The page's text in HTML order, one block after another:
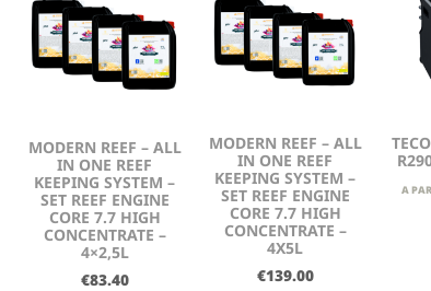
MODERN REEF – ALL
IN ONE REEF
KEEPING SYSTEM –
SET REEF ENGINE
CORE 7.7 HIGH
CONCENTRATE –
4×2,5L
€83.40
MODERN REEF – ALL
IN ONE REEF
KEEPING SYSTEM –
SET REEF ENGINE
CORE 7.7 HIGH
CONCENTRATE –
4X5L
€139.00
A